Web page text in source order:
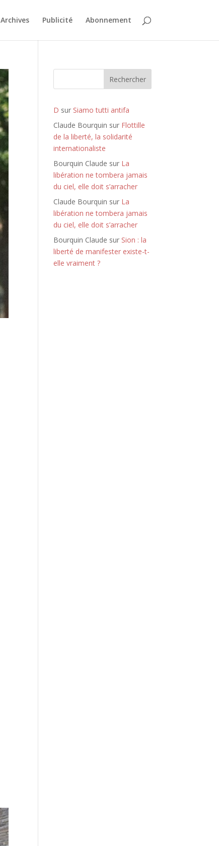
Archives Publicité Abonnement
Rechercher
D sur Siamo tutti antifa
Claude Bourquin sur Flottille
de la liberté, la solidarité
internationaliste
Bourquin Claude sur La
libération ne tombera jamais
du ciel, elle doit s’arracher
Claude Bourquin sur La
libération ne tombera jamais
du ciel, elle doit s’arracher
Bourquin Claude sur Sion : la
liberté de manifester existe-t-
elle vraiment ?